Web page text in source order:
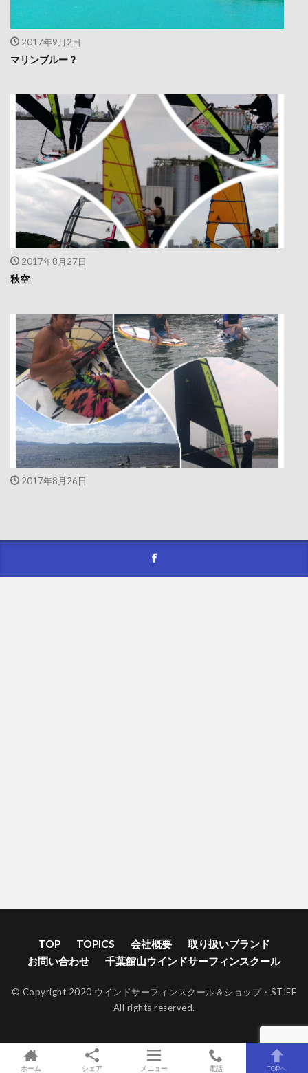
2017年9月2日
マリンブルー？
2017年8月27日
秋空
2017年8月26日
TOP TOPICS 会社概要
取り扱いブランド
お問い合わせ
千葉館山ウインドサーフィンスクール
© Copyright 2020 ウインドサーフィンスクール＆ショップ・STIFF
All rights reserved.
ホーム シェア メニュー 電話 TOPへ